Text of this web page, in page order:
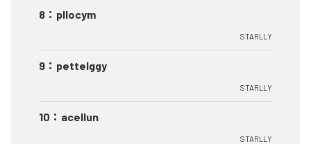
8 ： pllocym
STARLLY
9 ： pettelggy
STARLLY
10 ： acellun
STARLLY